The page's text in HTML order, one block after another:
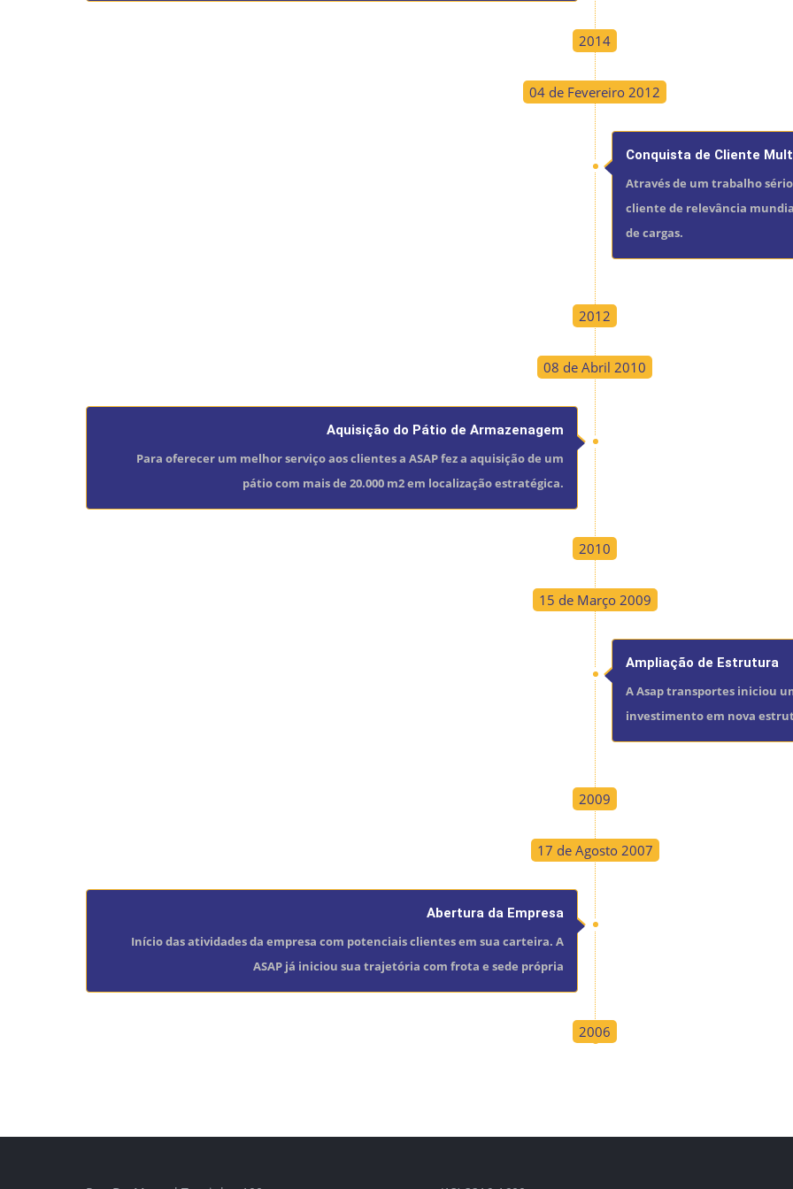
2014
04 de Fevereiro 2012
Conquista de Cliente
Através de um trabalho
cliente de relevância
de cargas.
2012
08 de Abril 2010
Aquisição do Pátio de Armazenagem
Para oferecer um melhor serviço aos clientes a ASAP fez a aquisição de um
pátio com mais de 20.000 m2 em localização estratégica.
2010
15 de Março 2009
Ampliação de Estrutura
A Asap transportes iniciou
investimento em nova
2009
17 de Agosto 2007
Abertura da Empresa
Início das atividades da empresa com potenciais clientes em sua carteira. A
ASAP já iniciou sua trajetória com frota e sede própria
2006